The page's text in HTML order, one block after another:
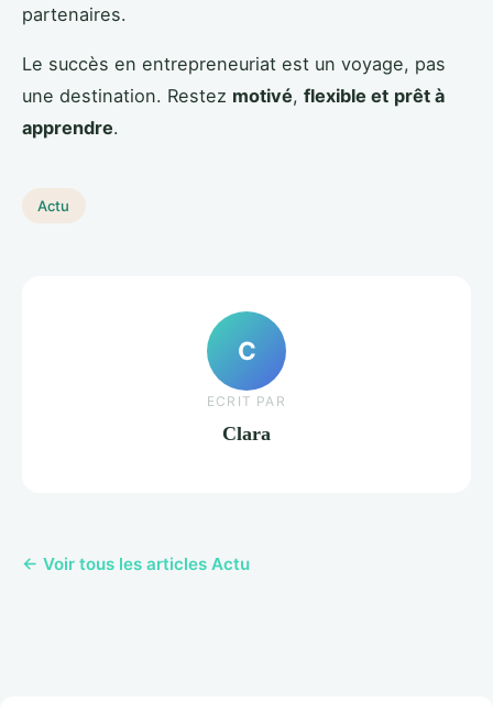
partenaires.
Le succès en entrepreneuriat est un voyage, pas
une destination. Restez motivé, flexible et prêt à
apprendre.
Actu
C
ECRIT PAR
Clara
← Voir tous les articles Actu